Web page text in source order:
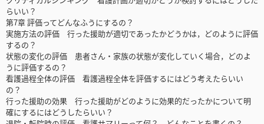
らいい？
第7章 評価ってどんなふうにするの？
実施方法の評価 行った援助が適切であったかどうかは，どのように評価
するの？
状態の変化の評価 患者さん・家族の状態が変化していく場合，どのよ
うに評価するの？
看護過程全体の評価 看護過程全体を評価するにはどう考えたらいい
の？
行った援助の効果 行った援助がどのように効果的だったかについて明
確にするにはどうしたらいい？